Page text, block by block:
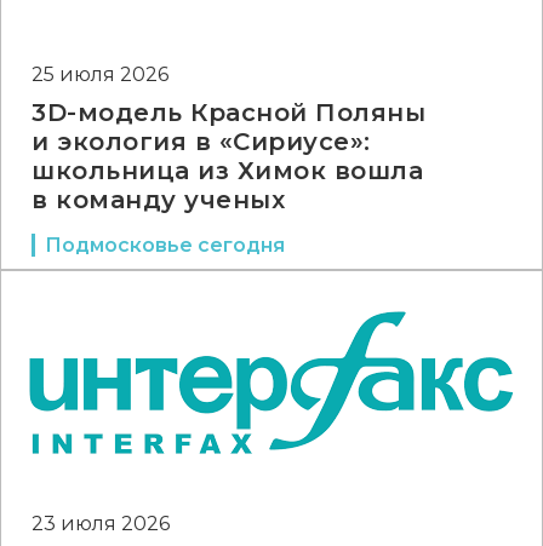
25 июля 2026
3D-модель Красной Поляны
и экология в «Сириусе»:
школьница из Химок вошла
в команду ученых
Подмосковье сегодня
23 июля 2026